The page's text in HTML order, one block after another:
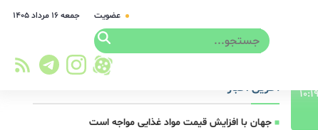
عضویت جمعه ۱۶ مرداد ۱۴۰۵
آخرین اخبار
جهان با افزایش قیمت مواد غذایی مواجه است